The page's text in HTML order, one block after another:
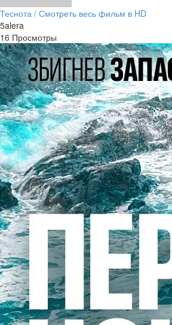
Теснота / Смотреть весь фильм в HD
5alera
16 Просмотры